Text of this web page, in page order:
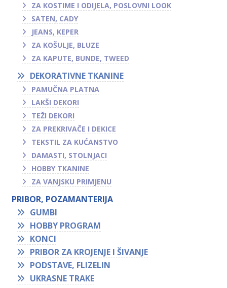
ZA KOSTIME I ODIJELA, POSLOVNI LOOK
SATEN, CADY
JEANS, KEPER
ZA KOŠULJE, BLUZE
ZA KAPUTE, BUNDE, TWEED
DEKORATIVNE TKANINE
PAMUČNA PLATNA
LAKŠI DEKORI
TEŽI DEKORI
ZA PREKRIVAČE I DEKICE
TEKSTIL ZA KUĆANSTVO
DAMASTI, STOLNJACI
HOBBY TKANINE
ZA VANJSKU PRIMJENU
PRIBOR, POZAMANTERIJA
GUMBI
HOBBY PROGRAM
KONCI
PRIBOR ZA KROJENJE I ŠIVANJE
PODSTAVE, FLIZELIN
UKRASNE TRAKE